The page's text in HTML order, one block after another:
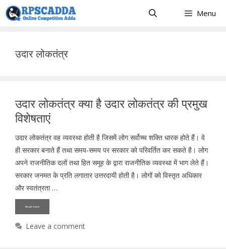
Skip
to
Menu
उदार लोकतंत्र
उदार लोकतंत्र क्या है उदार लोकतंत्र की प्रमुख
विशेषताएं
उदार लोकतंत्र वह व्यवस्था होती है जिसमें लोग सर्वोच्च शक्ति धारक होते हैं। वे
ही सरकार बनाते हैं तथा समय-समय पर सरकार को परिवर्तित कर सकते है। लोग
अपने राजनीतिक दलों तथा हित समूह के द्वारा राजनीतिक व्यवस्था में भाग लेते हैं।
सरकार जनमत के प्रति लगातार उत्तरदायी होती है। लोगों को विस्तृत अधिकार
और स्वतंत्रता …
Read more
Leave a comment